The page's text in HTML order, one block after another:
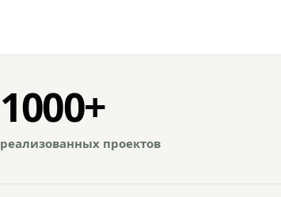
1000+
реализованных проектов